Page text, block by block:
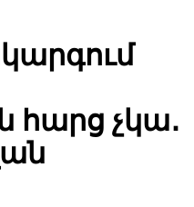
հարց չկա․